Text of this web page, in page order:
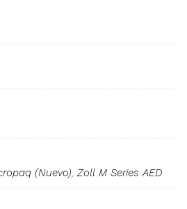
(Nuevo),Zoll M Series AED